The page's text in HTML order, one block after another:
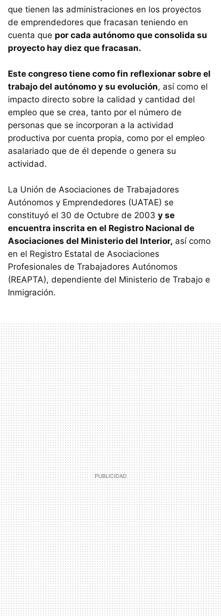
que tienen las administraciones en los proyectos
de emprendedores que fracasan teniendo en
cuenta que por cada autónomo que consolida su
proyecto hay diez que fracasan.
Este congreso tiene como fin reflexionar sobre el
trabajo del autónomo y su evolución, así como el
impacto directo sobre la calidad y cantidad del
empleo que se crea, tanto por el número de
personas que se incorporan a la actividad
productiva por cuenta propia, como por el empleo
asalariado que de él depende o genera su
actividad.
La Unión de Asociaciones de Trabajadores
Autónomos y Emprendedores (UATAE) se
constituyó el 30 de Octubre de 2003 y se
encuentra inscrita en el Registro Nacional de
Asociaciones del Ministerio del Interior, así como
en el Registro Estatal de Asociaciones
Profesionales de Trabajadores Autónomos
(REAPTA), dependiente del Ministerio de Trabajo e
Inmigración.